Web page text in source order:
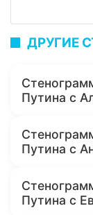
ДРУГИЕ
Путина с
Путина с
Путина с